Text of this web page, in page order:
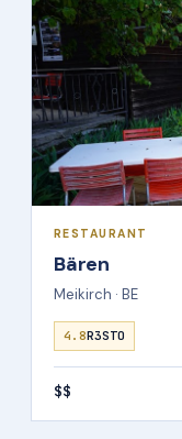
RESTAURANT
Bären
Meikirch · BE
4.8R3STO
$$